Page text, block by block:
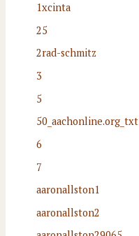
1xcinta
25
2rad-schmitz
3
5
50_aachonline.org_txt
6
7
aaronallston1
aaronallston2